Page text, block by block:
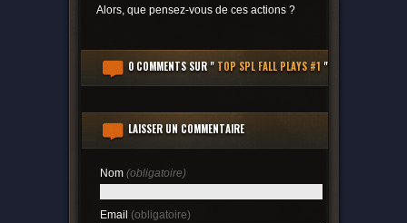
Alors, que pensez-vous de ces actions ?
0 COMMENTSSUR " TOP SPL FALL PLAYS #1 "
LAISSER UN COMMENTAIRE
Nom (obligatoire)
Email (obligatoire)